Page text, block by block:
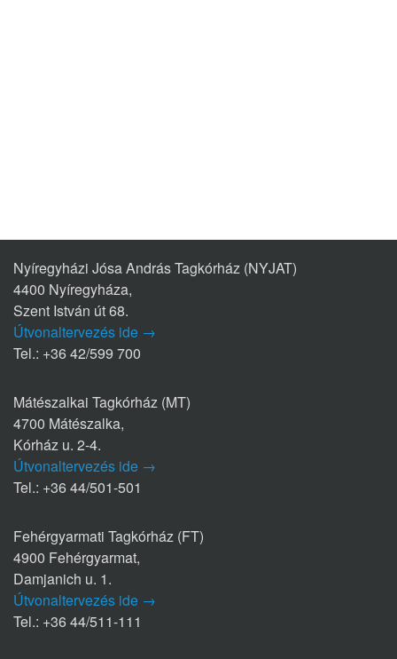
Nyíregyházi Jósa András Tagkórház (NYJAT)
4400 Nyíregyháza,
Szent István út 68.
Útvonaltervezés ide →
Tel.: +36 42/599 700
Mátészalkai Tagkórház (MT)
4700 Mátészalka,
Kórház u. 2-4.
Útvonaltervezés ide →
Tel.: +36 44/501-501
Fehérgyarmati Tagkórház (FT)
4900 Fehérgyarmat,
Damjanich u. 1.
Útvonaltervezés ide →
Tel.: +36 44/511-111